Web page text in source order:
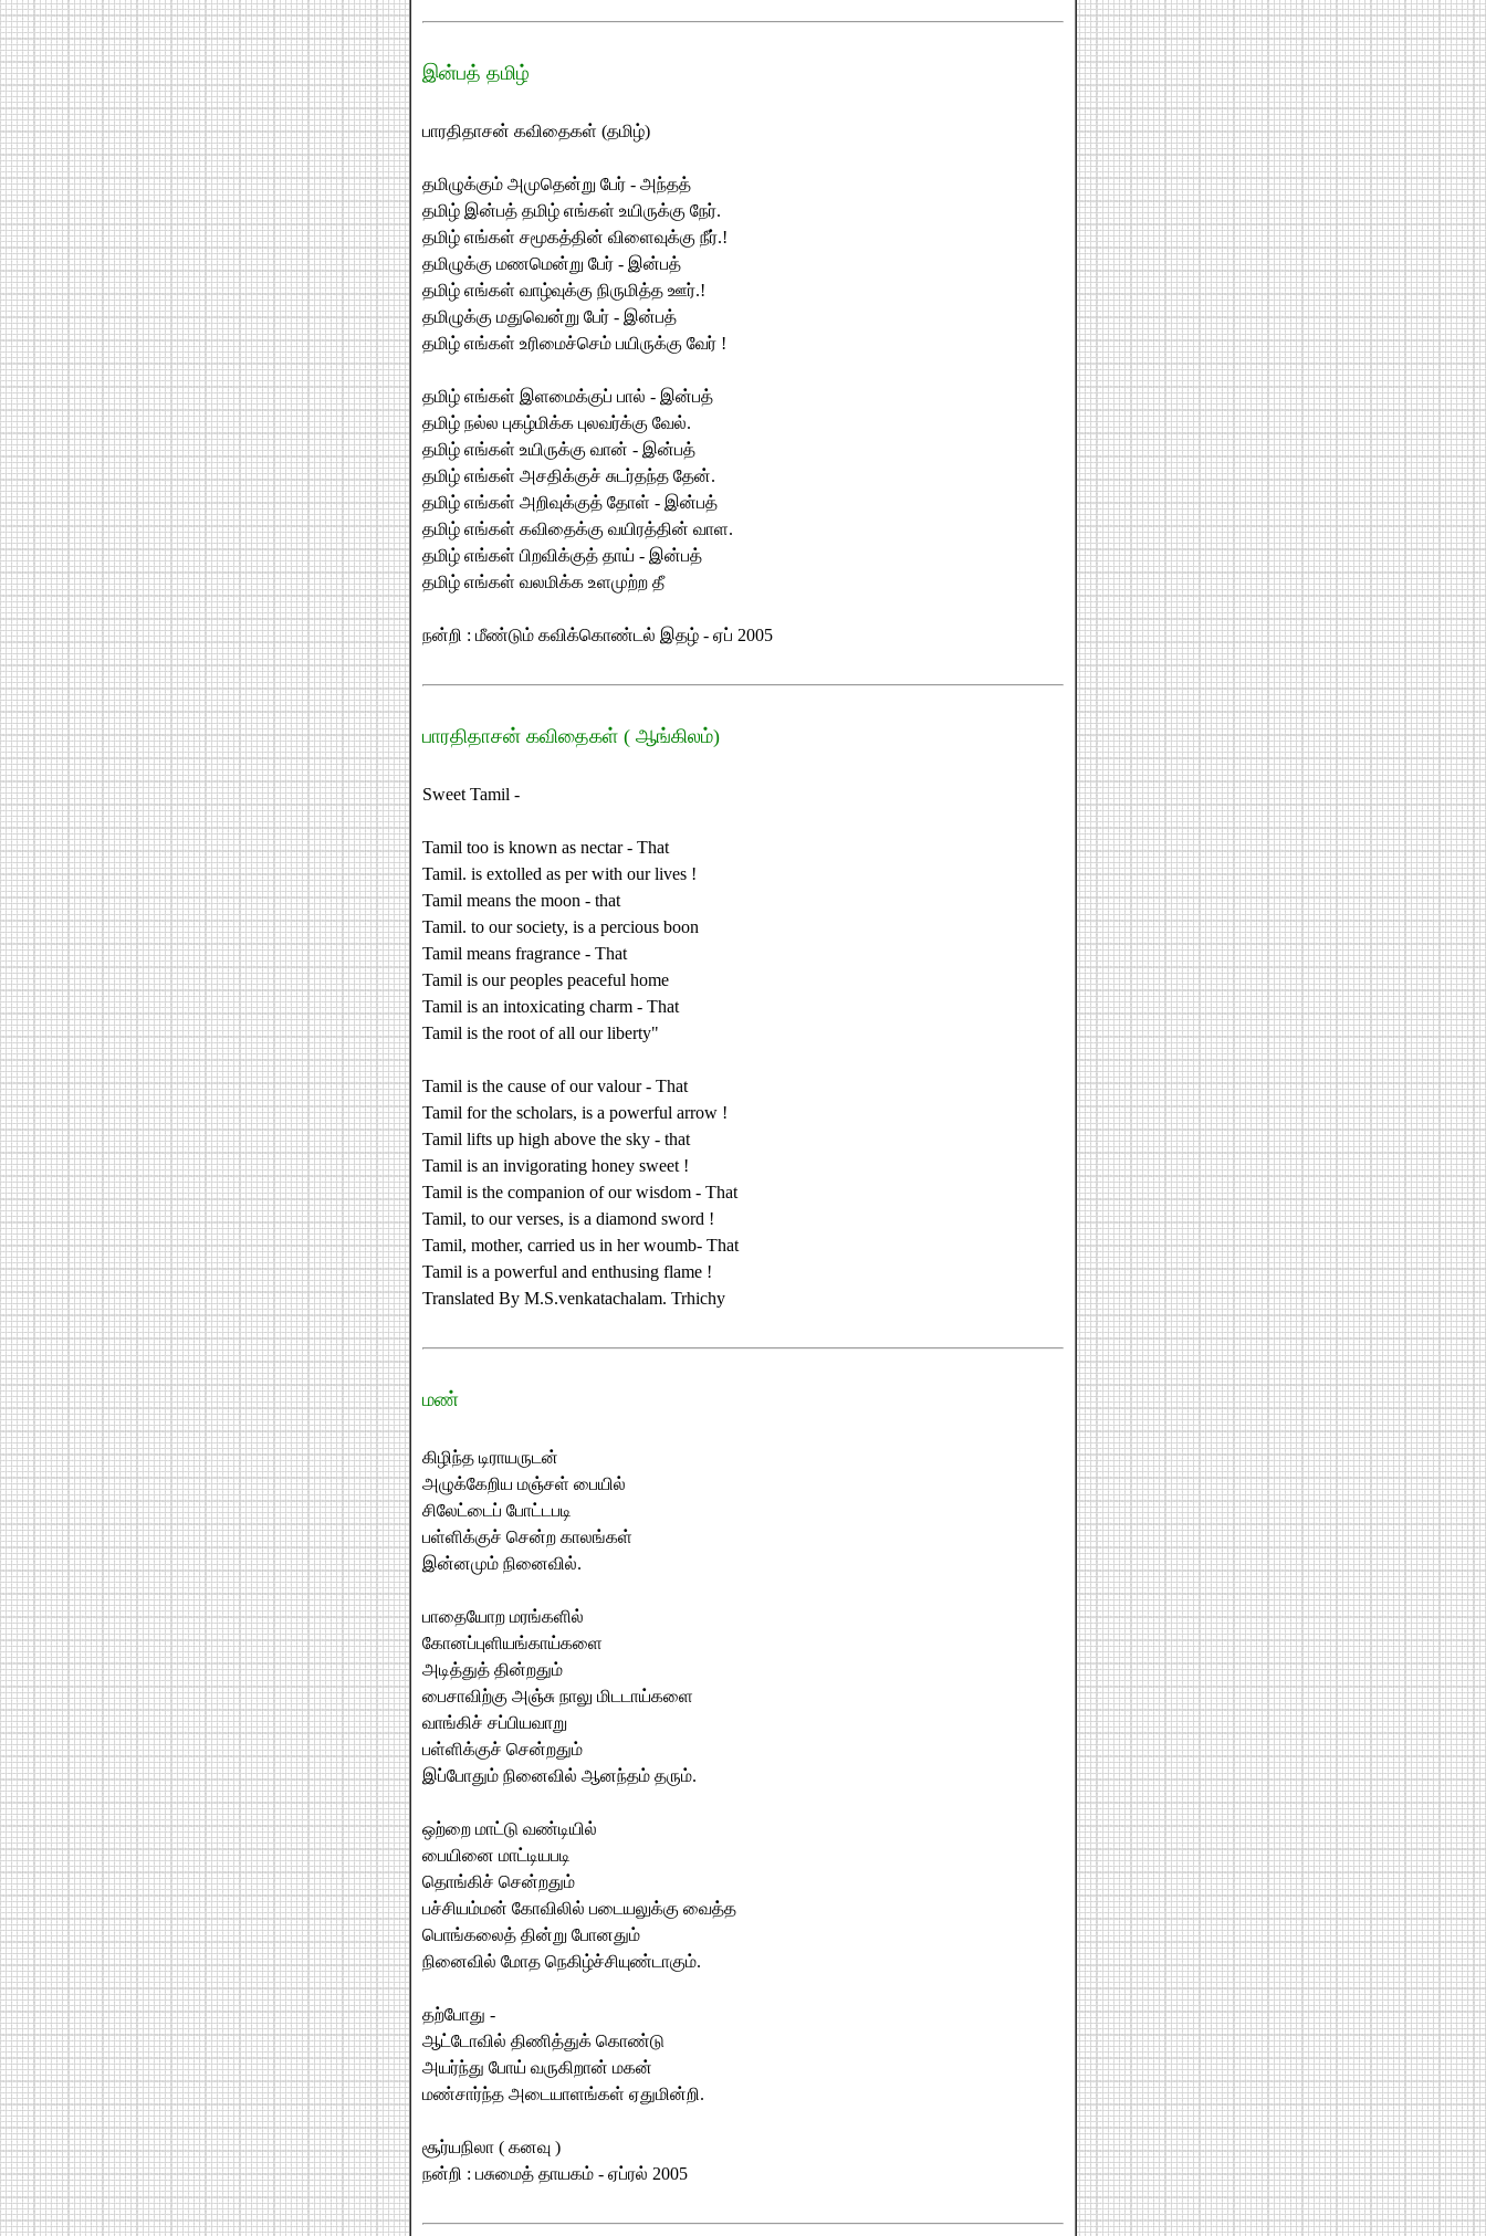
இன்பத் தமிழ்
பாரதிதாசன் கவிதைகள் (தமிழ்)
தமிழுக்கும் அமுதென்று பேர் - அந்தத்
தமிழ் இன்பத் தமிழ் எங்கள் உயிருக்கு நேர்.
தமிழ் எங்கள் சமூகத்தின் விளைவுக்கு நீர்.!
தமிழுக்கு மணமென்று பேர் - இன்பத்
தமிழ் எங்கள் வாழ்வுக்கு நிருமித்த ஊர்.!
தமிழுக்கு மதுவென்று பேர் - இன்பத்
தமிழ் எங்கள் உரிமைச்செம் பயிருக்கு வேர் !
தமிழ் எங்கள் இளமைக்குப் பால் - இன்பத்
தமிழ் நல்ல புகழ்மிக்க புலவர்க்கு வேல்.
தமிழ் எங்கள் உயிருக்கு வான் - இன்பத்
தமிழ் எங்கள் அசதிக்குச் சுடர்தந்த தேன்.
தமிழ் எங்கள் அறிவுக்குத் தோள் - இன்பத்
தமிழ் எங்கள் கவிதைக்கு வயிரத்தின் வாள.
தமிழ் எங்கள் பிறவிக்குத் தாய் - இன்பத்
தமிழ் எங்கள் வலமிக்க உளமுற்ற தீ
நன்றி : மீண்டும் கவிக்கொண்டல் இதழ் - ஏப் 2005
பாரதிதாசன் கவிதைகள் ( ஆங்கிலம்)
Sweet Tamil -
Tamil too is known as nectar - That
Tamil. is extolled as per with our lives !
Tamil means the moon - that
Tamil. to our society, is a percious boon
Tamil means fragrance - That
Tamil is our peoples peaceful home
Tamil is an intoxicating charm - That
Tamil is the root of all our liberty"
Tamil is the cause of our valour - That
Tamil for the scholars, is a powerful arrow !
Tamil lifts up high above the sky - that
Tamil is an invigorating honey sweet !
Tamil is the companion of our wisdom - That
Tamil, to our verses, is a diamond sword !
Tamil, mother, carried us in her woumb- That
Tamil is a powerful and enthusing flame !
Translated By M.S.venkatachalam. Trhichy
மண்
கிழிந்த டிராயருடன்
அழுக்கேறிய மஞ்சள் பையில்
சிலேட்டைப் போட்டபடி
பள்ளிக்குச் சென்ற காலங்கள்
இன்னமும் நினைவில்.
பாதையோற மரங்களில்
கோனப்புளியங்காய்களை
அடித்துத் தின்றதும்
பைசாவிற்கு அஞ்சு நாலு மிடடாய்களை
வாங்கிச் சப்பியவாறு
பள்ளிக்குச் சென்றதும்
இப்போதும் நினைவில் ஆனந்தம் தரும்.
ஒற்றை மாட்டு வண்டியில்
பையினை மாட்டியபடி
தொங்கிச் சென்றதும்
பச்சியம்மன் கோவிலில் படையலுக்கு வைத்த
பொங்கலைத் தின்று போனதும்
நினைவில் மோத நெகிழ்ச்சியுண்டாகும்.
தற்போது -
ஆட்டோவில் திணித்துக் கொண்டு
அயர்ந்து போய் வருகிறான் மகன்
மண்சார்ந்த அடையாளங்கள் ஏதுமின்றி.
சூர்யநிலா ( கனவு )
நன்றி : பசுமைத் தாயகம் - ஏப்ரல் 2005